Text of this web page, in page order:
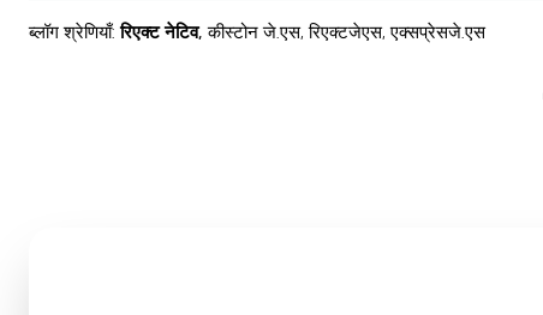
ब्लॉग श्रेणियाँ: रिएक्ट नेटिव, कीस्टोन जे.एस,रिएक्टजेएस,एक्सप्रेसजे.एस